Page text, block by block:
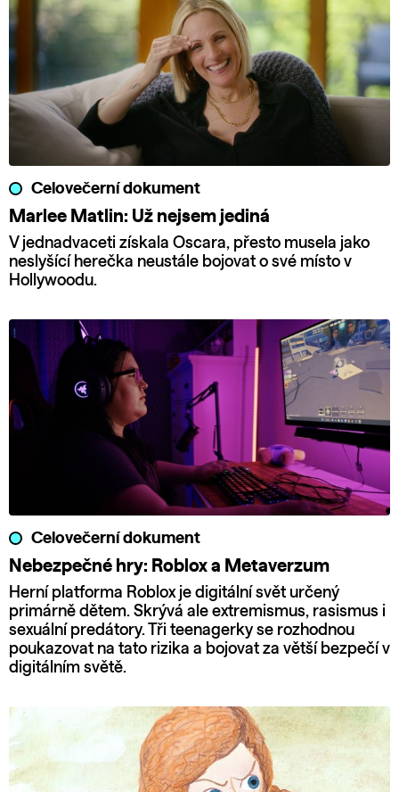
Celovečerní dokument
Marlee Matlin: Už nejsem jediná
V jednadvaceti získala Oscara, přesto musela jako
neslyšící herečka neustále bojovat o své místo v
Hollywoodu.
Celovečerní dokument
Nebezpečné hry: Roblox a Metaverzum
Herní platforma Roblox je digitální svět určený
primárně dětem. Skrývá ale extremismus, rasismus i
sexuální predátory. Tři teenagerky se rozhodnou
poukazovat na tato rizika a bojovat za větší bezpečí v
digitálním světě.